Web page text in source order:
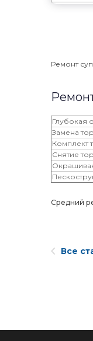
Ремонт
Глубокая
Замена
Комплект
Снятие
Средний
Все